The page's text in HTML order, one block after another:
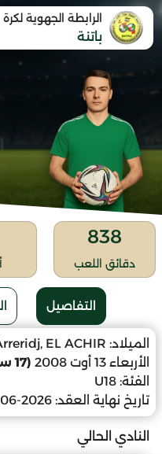
الرابطة الجهوية
باتنة
838
دقائق اللعب
التفاصيل
الميلاد: EL ACHIR
الأربعاء 13 أوت 2008
(17 سنة)
الفئة: U18
تاريخ نهاية العقد: 2026-06-15
النادي الحالي